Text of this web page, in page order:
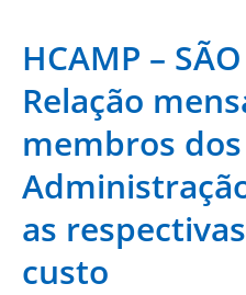
HCAMP –
Relação
membros
as
custo